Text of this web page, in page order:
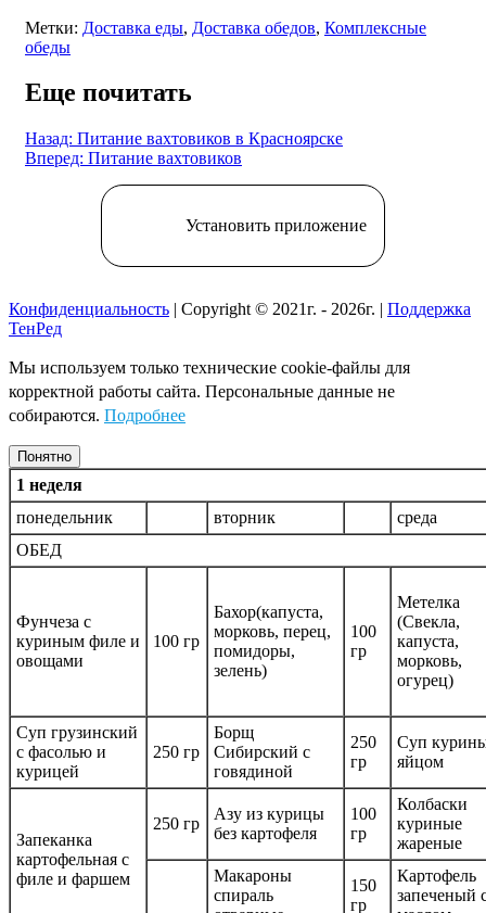
Метки: Доставка еды, Доставка обедов, Комплексные
обеды
Еще почитать
Назад: Питание вахтовиков в Красноярске
Вперед: Питание вахтовиков
Установить приложение
Конфиденциальность | Copyright © 2021г. - 2026г. | Поддержка
ТенРед
Мы используем только технические cookie-файлы для
корректной работы сайта. Персональные данные не
собираются. Подробнее
Понятно
1 неделя
понедельник
вторник
среда
ОБЕД
Фунчеза с
куриным филе и
овощами
100 гр
Бахор(капуста,
морковь, перец,
помидоры,
зелень)
100
гр
Метелка
(Свекла,
капуста,
морковь,
огурец)
Суп грузинский
с фасолью и
курицей
250 гр
Борщ
Сибирский с
говядиной
250
гр
Суп
яйцом
Запеканка
картофельная с
филе и фаршем
250 гр
Азу из курицы
без картофеля
100
гр
Колбаски
куриные
жареные
Макароны
спираль
150
гр
Картофель
запеченый